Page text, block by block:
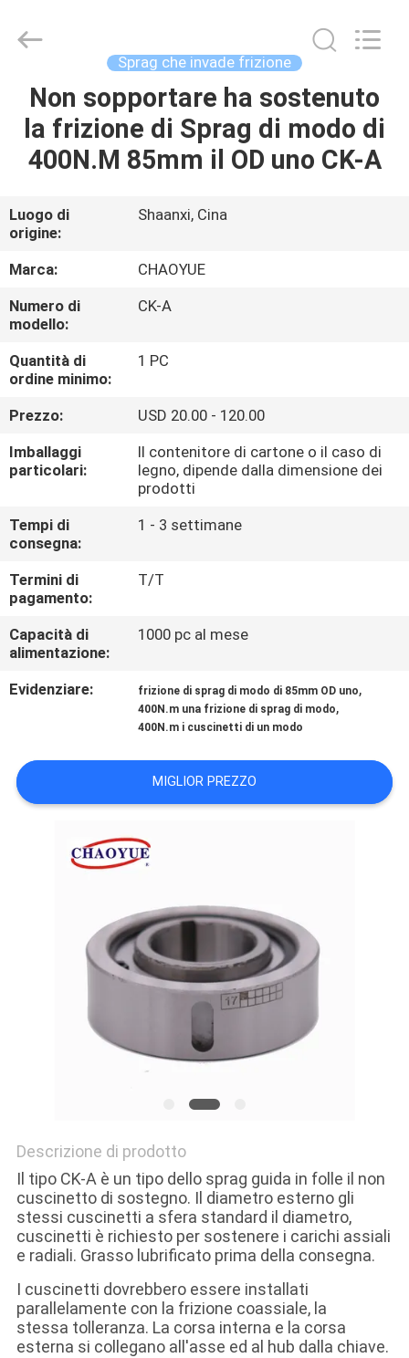
CASA
PRODOTTI
CIRCA
NOI
GIRO
DELLA
FABBRICA
CONTROLLO
DI
QUALITÀ
CONTATTICI
NOTIZIA
CASI
CITAZIONE
MAPPA
PRIVACY
Chaoyue
Clutch
Reserved.
Sprag che invade frizione
Non sopportare ha sostenuto
la frizione di Sprag di modo di
400N.M 85mm il OD uno CK-A
Luogo di
origine:
Shaanxi, Cina
Marca:
CHAOYUE
Numero di
modello:
CK-A
Quantità di
ordine minimo:
1 PC
Prezzo:
USD 20.00 - 120.00
Imballaggi
particolari:
Il contenitore di cartone o il caso di
legno, dipende dalla dimensione dei
prodotti
Tempi di
consegna:
1 - 3 settimane
Termini di
pagamento:
T/T
Capacità di
alimentazione:
1000 pc al mese
Evidenziare: frizione di sprag di modo di 85mm OD uno,
400N.m una frizione di sprag di modo,
400N.m i cuscinetti di un modo
MIGLIOR PREZZO
Descrizione di prodotto
Il tipo CK-A è un tipo dello sprag guida in folle il non
cuscinetto di sostegno. Il diametro esterno gli
stessi cuscinetti a sfera standard il diametro,
cuscinetti è richiesto per sostenere i carichi assiali
e radiali. Grasso lubrificato prima della consegna.
I cuscinetti dovrebbero essere installati
parallelamente con la frizione coassiale, la
stessa tolleranza. La corsa interna e la corsa
esterna si collegano all'asse ed al hub dalla chiave.